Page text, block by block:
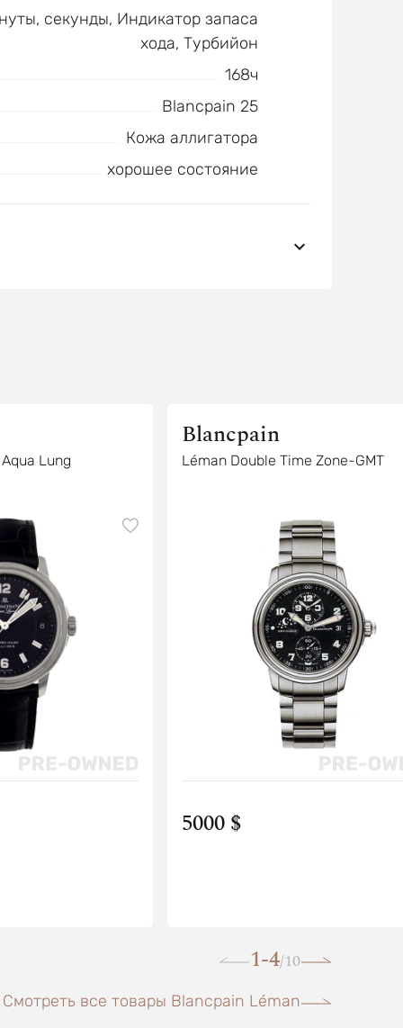
секунды, Индикатор запаса
хода, Турбийон
168ч
Blancpain 25
Кожа аллигатора
хорошее состояние
Lung
Blancpain
Léman Double Time Zone-GMT
5000 $
1-4/10
Смотреть все товары Blancpain Léman